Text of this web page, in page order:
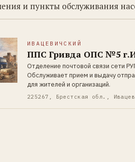
и пункты обслуживания
ИВАЦЕВИЧСКИЙ
ППС Гривда ОПС №5
Отделение почтовой связи сети
Обслуживает прием и выдачу
для жителей и организаций.
225267, Брестская обл.,